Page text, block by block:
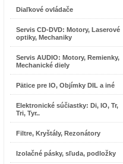
Diaľkové ovládače
Servis CD-DVD: Motory, Laserové
optiky, Mechaniky
Servis AUDIO: Motory, Remienky,
Mechanické diely
Pätice pre IO, Objímky DIL a iné
Elektronické súčiastky: Di, IO, Tr,
Tri, Tyr..
Filtre, Kryštály, Rezonátory
Izolačné pásky, sľuda, podložky